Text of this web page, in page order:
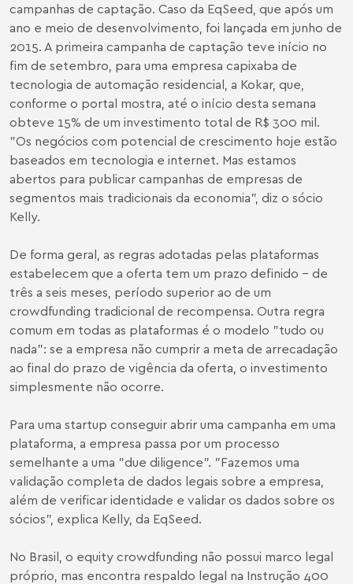
campanhas de captação. Caso da EqSeed, que após um
ano e meio de desenvolvimento, foi lançada em junho de
2015. A primeira campanha de captação teve início no
fim de setembro, para uma empresa capixaba de
tecnologia de automação residencial, a Kokar, que,
conforme o portal mostra, até o início desta semana
obteve 15% de um investimento total de R$ 300 mil.
"Os negócios com potencial de crescimento hoje estão
baseados em tecnologia e internet. Mas estamos
abertos para publicar campanhas de empresas de
segmentos mais tradicionais da economia", diz o sócio
Kelly.
De forma geral, as regras adotadas pelas plataformas
estabelecem que a oferta tem um prazo definido - de
três a seis meses, período superior ao de um
crowdfunding tradicional de recompensa. Outra regra
comum em todas as plataformas é o modelo "tudo ou
nada": se a empresa não cumprir a meta de arrecadação
ao final do prazo de vigência da oferta, o investimento
simplesmente não ocorre.
Para uma startup conseguir abrir uma campanha em uma
plataforma, a empresa passa por um processo
semelhante a uma "due diligence". "Fazemos uma
validação completa de dados legais sobre a empresa,
além de verificar identidade e validar os dados sobre os
sócios", explica Kelly, da EqSeed.
No Brasil, o equity crowdfunding não possui marco legal
próprio, mas encontra respaldo legal na Instrução 400